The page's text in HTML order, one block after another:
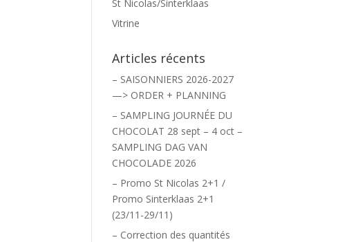
St Nicolas/Sinterklaas
Vitrine
Articles récents
– SAISONNIERS 2026-2027
—> ORDER + PLANNING
– SAMPLING JOURNÉE DU
CHOCOLAT 28 sept – 4 oct –
SAMPLING DAG VAN
CHOCOLADE 2026
– Promo St Nicolas 2+1 /
Promo Sinterklaas 2+1
(23/11-29/11)
– Correction des quantités